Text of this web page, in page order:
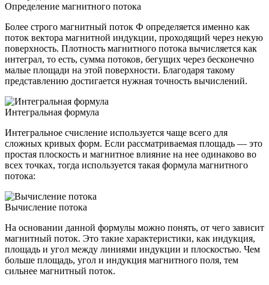
Определение магнитного потока
Более строго магнитный поток Ф определяется именно как
поток вектора магнитной индукции, проходящий через некую
поверхность. Плотность магнитного потока вычисляется как
интеграл, то есть, сумма потоков, бегущих через бесконечно
малые площади на этой поверхности. Благодаря такому
представлению достигается нужная точность вычислений.
Интегральная формула
Интегральное счисление используется чаще всего для
сложных кривых форм. Если рассматриваемая площадь — это
простая плоскость и магнитное влияние на нее одинаково во
всех точках, тогда используется такая формула магнитного
потока:
Вычисление потока
На основании данной формулы можно понять, от чего зависит
магнитный поток. Это такие характеристики, как индукция,
площадь и угол между линиями индукции и плоскостью. Чем
больше площадь, угол и индукция магнитного поля, тем
сильнее магнитный поток.